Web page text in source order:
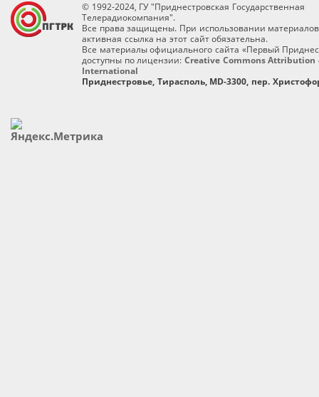
© 1992-2024, ГУ "Приднестровская Государственная
Телерадиокомпания".
Все права защищены. При использовании
активная ссылка на этот сайт обязательна.
Все материалы официального сайта «Первый
доступны по лицензии: Creative Commons Attribution
International
Приднестровье, Тирасполь, MD-3300, пер.